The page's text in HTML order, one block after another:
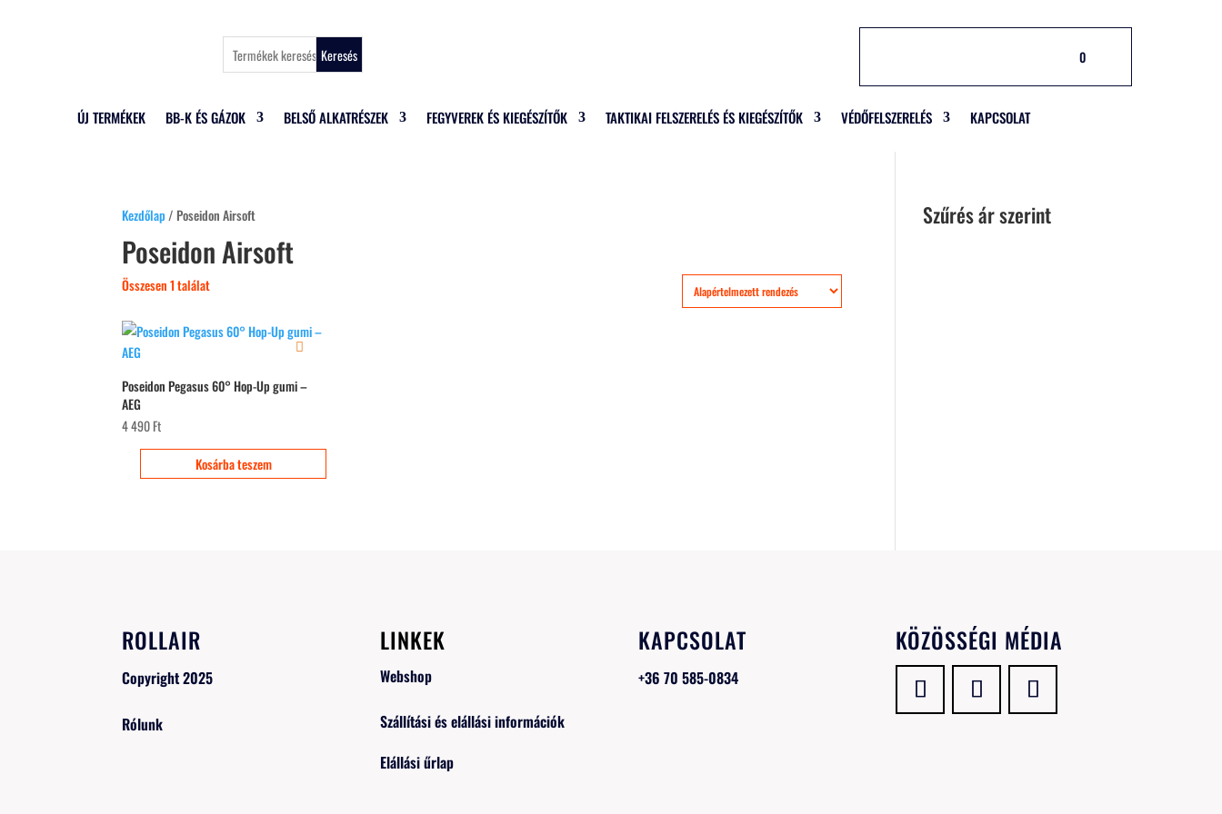
Keresés 0
ÚJ TERMÉKEK BB-K ÉS GÁZOK BELSŐ ALKATRÉSZEK FEGYVEREK ÉS KIEGÉSZÍTŐK TAKTIKAI FELSZERELÉS ÉS KIEGÉSZÍTŐK VÉDŐFELSZERELÉS KAPCSOLAT
Kezdőlap / Poseidon Airsoft
Poseidon Airsoft
Összesen 1 találat
Poseidon Pegasus 60° Hop-Up gumi –
AEG
4 490Ft
Kosárba teszem
Szűrés ár szerint
ROLLAIR
Copyright 2025
Rólunk
LINKEK
Webshop
Szállítási és elállási információk
Elállási űrlap
KAPCSOLAT
+36 70 585-0834
KÖZÖSSÉGI MÉDIA